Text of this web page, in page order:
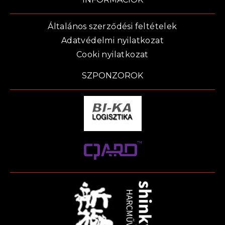
Általános szerződési feltételek
Adatvédelmi nyilatkozat
Cooki nyilatkozat
SZPONZOROK